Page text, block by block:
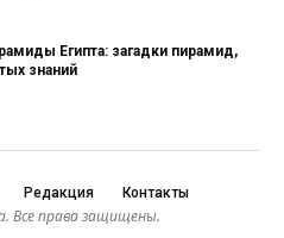
Египта: загадки пирамид,
знаний
Редакция Контакты
Все права защищены.